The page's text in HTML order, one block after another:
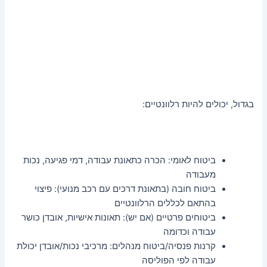
בגדול, יכולים להיות רלוונטיים:
ביטוח לאומי: הכרה כתאונת עבודה, דמי פגיעה, נכות
מעבודה
ביטוח חובה (בתאונת דרכים עם רכב מנועי): פיצוי
בהתאם לכללים הרלוונטיים
ביטוחים פרטיים (אם יש): תאונות אישיות, אובדן כושר
עבודה וכדומה
קרנות פנסיה/ביטוח מנהלים: מרכיבי נכות/אובדן יכולת
עבודה לפי הפוליסה